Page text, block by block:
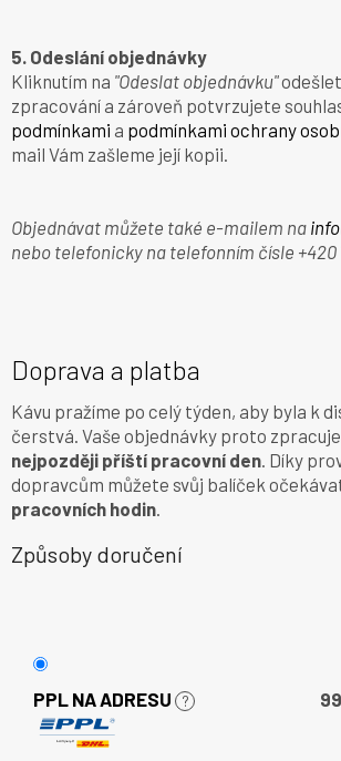
5. Odeslání objednávky
Kliknutím na "Odeslat objednávku"
zpracování a zároveň potvrzujete
podmínkami a podmínkami ochrany
mail Vám zašleme její kopii.
Objednávat můžete také e-mailem na
nebo telefonicky na telefonním čísle +420
Doprava a platba
Kávu pražíme po celý týden, aby byla k
čerstvá. Vaše objednávky proto
nejpozději příští pracovní den. Díky
dopravcům můžete svůj balíček
pracovních hodin.
Způsoby doručení
PPL NA ADRESU ?